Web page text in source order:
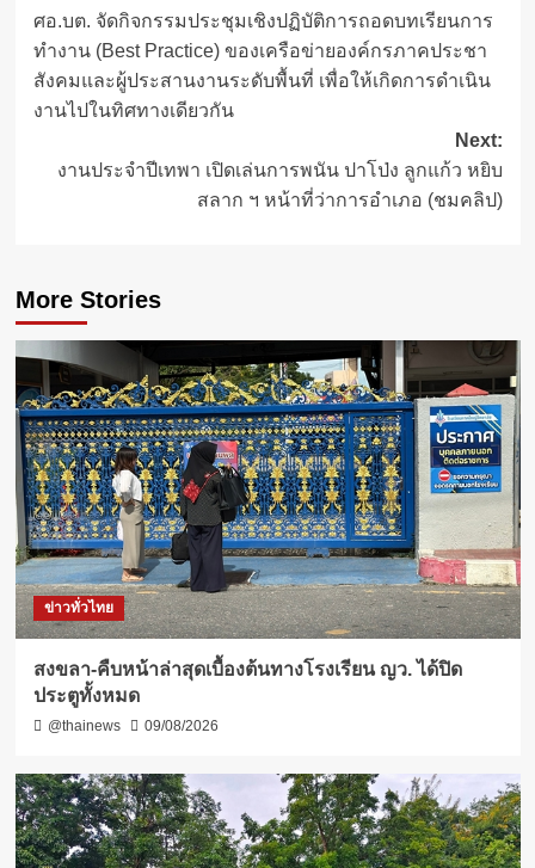
navigation
ศอ.บต. จัดกิจกรรมประชุมเชิงปฏิบัติการถอดบทเรียนการ
ทำงาน (Best Practice) ของเครือข่ายองค์กรภาคประชา
สังคมและผู้ประสานงานระดับพื้นที่ เพื่อให้เกิดการดำเนิน
งานไปในทิศทางเดียวกัน
Next:
งานประจำปีเทพา เปิดเล่นการพนัน ปาโป่ง ลูกแก้ว หยิบ
สลาก ฯ หน้าที่ว่าการอำเภอ (ชมคลิป)
More Stories
ข่าวทั่วไทย
สงขลา-คืบหน้าล่าสุดเบื้องต้นทางโรงเรียน ญว. ได้ปิด
ประตูทั้งหมด
@thainews 09/08/2026